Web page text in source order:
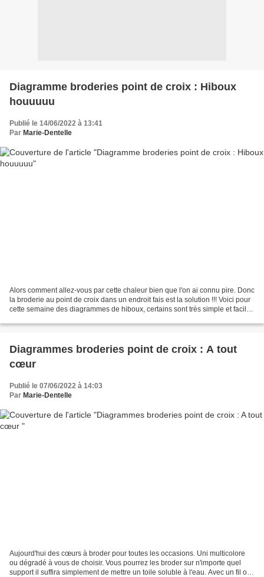
Diagramme broderies point de croix : Hiboux
houuuuu
Publié le 14/06/2022 à 13:41
Par Marie-Dentelle
Alors comment allez-vous par cette chaleur bien que l'on ai connu pire. Donc
la broderie au point de croix dans un endroit fais est la solution !!! Voici pour
cette semaine des diagrammes de hiboux, certains sont très simple et facile
Diagrammes broderies point de croix : A tout
cœur
Publié le 07/06/2022 à 14:03
Par Marie-Dentelle
Aujourd'hui des cœurs à broder pour toutes les occasions. Uni multicolore
ou dégradé à vous de choisir. Vous pourrez les broder sur n'importe quel
support il suffira simplement de mettre un toile soluble à l'eau. Avec un fil ou